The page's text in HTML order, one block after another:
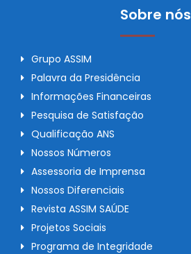
Sobre nós
Grupo ASSIM
Palavra da Presidência
Informações Financeiras
Pesquisa de Satisfação
Qualificação ANS
Nossos Números
Assessoria de Imprensa
Nossos Diferenciais
Revista ASSIM SAÚDE
Projetos Sociais
Programa de Integridade